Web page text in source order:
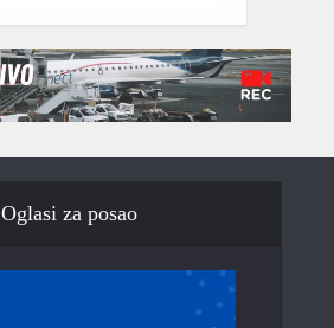
Oglasi za posao